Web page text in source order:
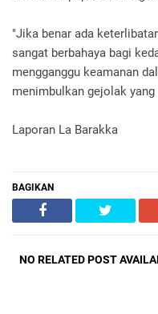
"Jika benar ada
sangat berbahaya bagi
mengganggu keamanan
menimbulkan gejolak
Laporan La Barakka
BAGIKAN
NO RELATED POST